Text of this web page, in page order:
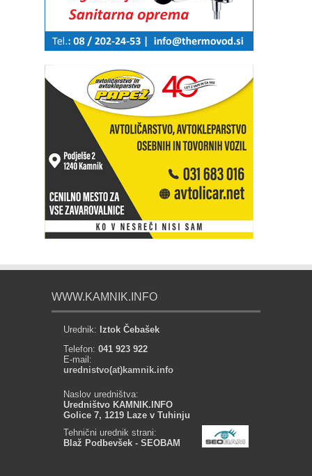
WWW.KAMNIK.INFO
Urednik: Iztok Čebašek
Telefon: 041 923 922
E-mail:
urednistvo(at)kamnik.info
Naslov uredništva:
Uredništvo KAMNIK.INFO
Golice 7, 1219 Laze v Tuhinju
Tehnični urednik strani:
Blaž Podbevšek - SEOBAM